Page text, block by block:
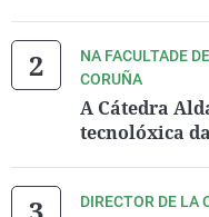
NA FACULTADE
CORUÑA
A Cátedra
tecnolóxica
DIRECTOR DE LA